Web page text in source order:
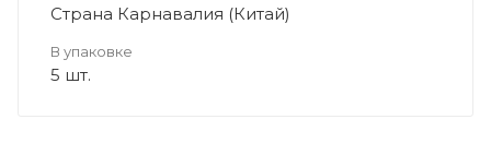
Страна Карнавалия (Китай)
В упаковке
5 шт.